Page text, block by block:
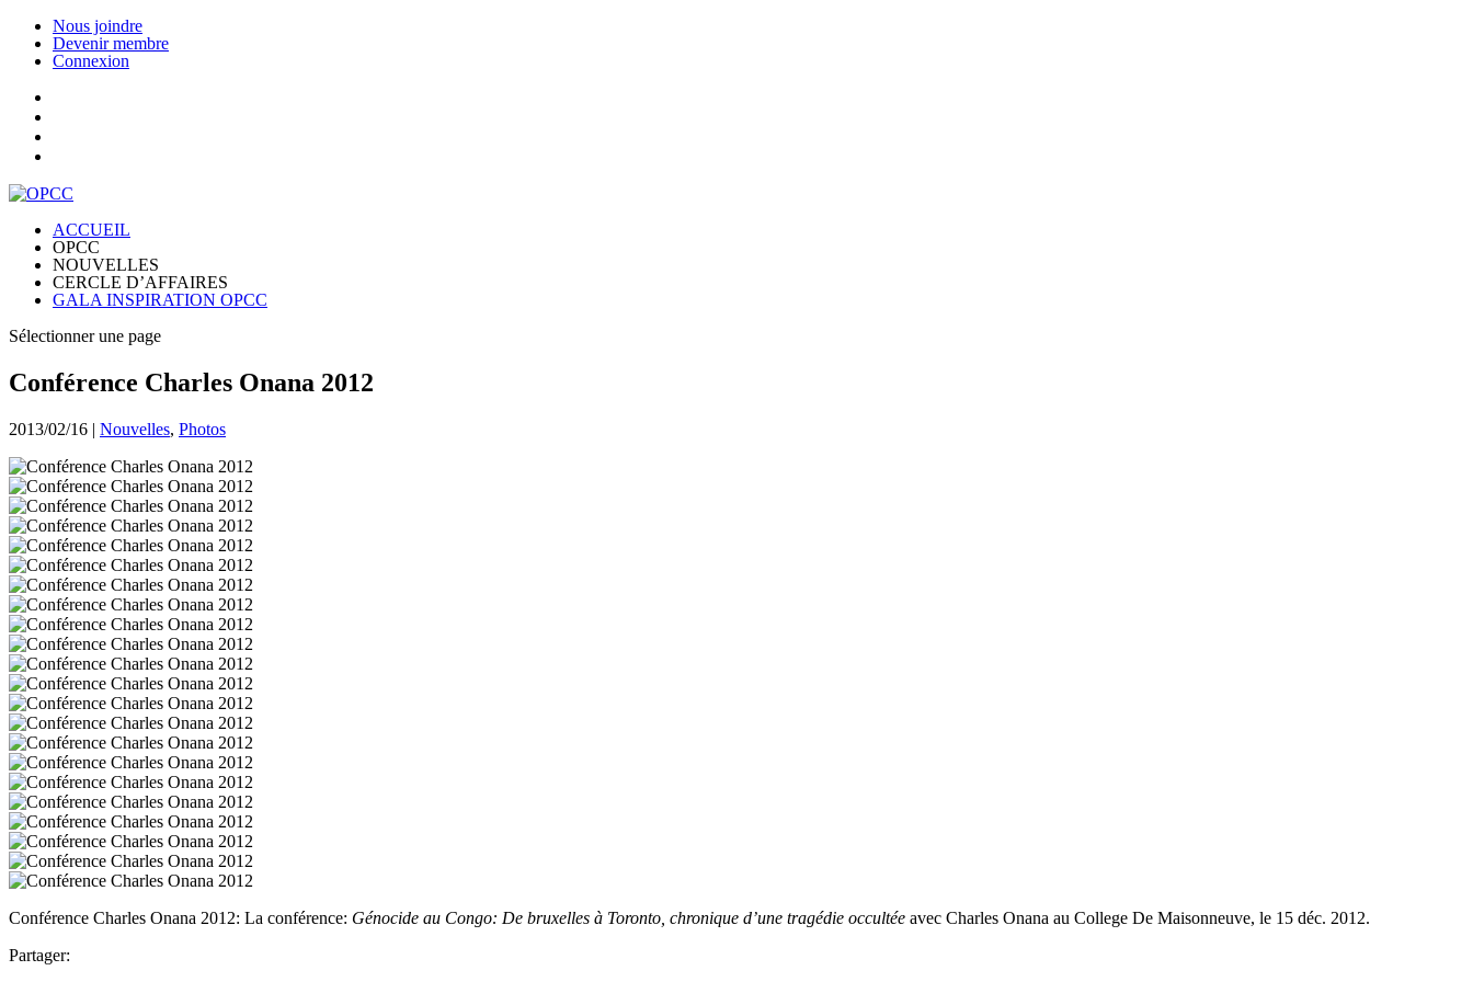
Nous joindre
Devenir membre
Connexion
ACCUEIL
OPCC
NOUVELLES
CERCLE D’AFFAIRES
GALA INSPIRATION OPCC
Sélectionner une page
Conférence Charles Onana 2012
2013/02/16 | Nouvelles, Photos
Conférence Charles Onana 2012: La conférence: Génocide au Congo: De bruxelles à Toronto, chronique d’une tragédie occultée avec Charles Onana au College De Maisonneuve, le 15 déc. 2012.
Partager: